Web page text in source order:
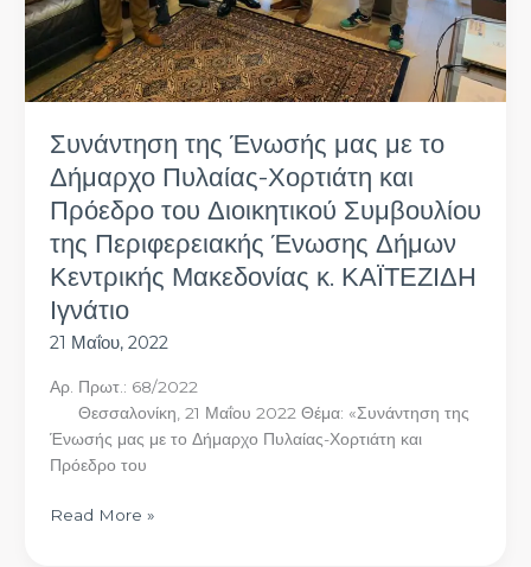
Συνάντηση της Ένωσής μας με το
Δήμαρχο Πυλαίας-Χορτιάτη και
Πρόεδρο του Διοικητικού Συμβουλίου
της Περιφερειακής Ένωσης Δήμων
Κεντρικής Μακεδονίας κ. ΚΑΪΤΕΖΙΔΗ
Ιγνάτιο
21 Μαΐου, 2022
Αρ. Πρωτ.: 68/2022
Θεσσαλονίκη, 21 Μαΐου 2022 Θέμα: «Συνάντηση της
Ένωσής μας με το Δήμαρχο Πυλαίας-Χορτιάτη και
Πρόεδρο του
Πρόεδρο
Διοικητικού
Συμβουλίου
Περιφερειακής
Ένωσης
Δήμων
Κεντρικής
Μακεδονίας
κ.
ΚΑΪΤΕΖΙΔΗ
Ιγνάτιο
Read More »